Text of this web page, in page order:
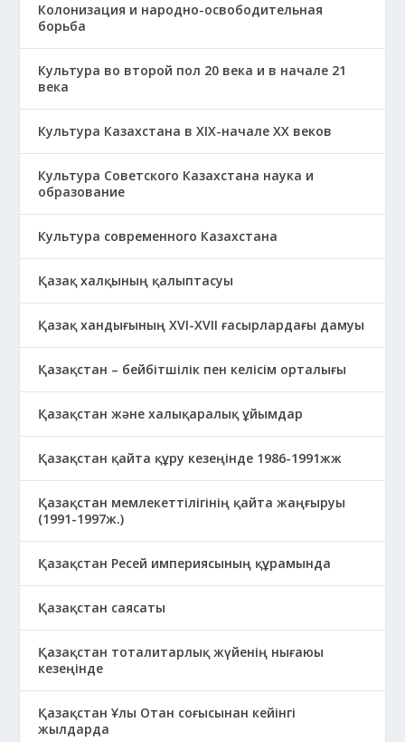
Колонизация и народно-освободительная
борьба
Культура во второй пол 20 века и в начале 21
века
Культура Казахстана в ХІХ-начале ХХ веков
Культура Советского Казахстана наука и
образование
Культура современного Казахстана
Қазақ халқының қалыптасуы
Қазақ хандығының XVI-XVII ғасырлардағы дамуы
Қазақстан – бейбітшілік пен келісім орталығы
Қазақстан және халықаралық ұйымдар
Қазақстан қайта құру кезеңінде 1986-1991жж
Қазақстан мемлекеттілігінің қайта жаңғыруы
(1991-1997ж.)
Қазақстан Ресей империясының құрамында
Қазақстан саясаты
Қазақстан тоталитарлық жүйенің нығаюы
кезеңінде
Қазақстан Ұлы Отан соғысынан кейінгі
жылдарда